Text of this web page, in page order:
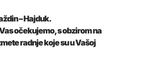
– Hajduk.
očekujemo, s obzirom na
radnje koje su u Vašoj